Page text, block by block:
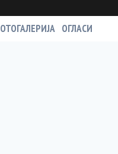
ОГЛАСИ